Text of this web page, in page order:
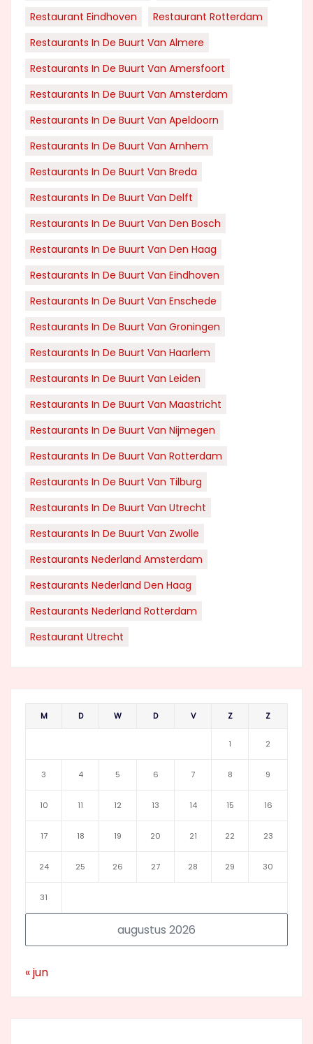
Restaurant Eindhoven
Restaurant Rotterdam
Restaurants In De Buurt Van Almere
Restaurants In De Buurt Van Amersfoort
Restaurants In De Buurt Van Amsterdam
Restaurants In De Buurt Van Apeldoorn
Restaurants In De Buurt Van Arnhem
Restaurants In De Buurt Van Breda
Restaurants In De Buurt Van Delft
Restaurants In De Buurt Van Den Bosch
Restaurants In De Buurt Van Den Haag
Restaurants In De Buurt Van Eindhoven
Restaurants In De Buurt Van Enschede
Restaurants In De Buurt Van Groningen
Restaurants In De Buurt Van Haarlem
Restaurants In De Buurt Van Leiden
Restaurants In De Buurt Van Maastricht
Restaurants In De Buurt Van Nijmegen
Restaurants In De Buurt Van Rotterdam
Restaurants In De Buurt Van Tilburg
Restaurants In De Buurt Van Utrecht
Restaurants In De Buurt Van Zwolle
Restaurants Nederland Amsterdam
Restaurants Nederland Den Haag
Restaurants Nederland Rotterdam
Restaurant Utrecht
augustus 2026
M D W D V Z Z
1 2
3 4 5 6 7 8 9
10 11 12 13 14 15 16
17 18 19 20 21 22 23
24 25 26 27 28 29 30
31
« jun